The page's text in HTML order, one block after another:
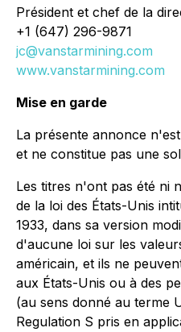
Président et chef de la
+1 (647) 296-9871
jc@vanstarmining.com
www.vanstarmining.com
Mise en garde
La présente annonce
et ne constitue pas une
Les titres n'ont pas été ni
de la loi des États-Unis
1933, dans sa version
d'aucune loi sur les
américain, et ils ne
aux États-Unis ou à des
(au sens donné au terme
Regulation S pris en